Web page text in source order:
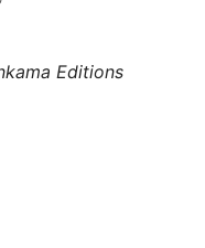
Editions